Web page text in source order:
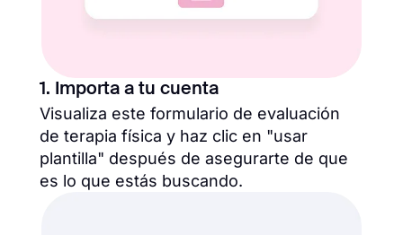
1. Importa a tu cuenta
Visualiza este formulario de evaluación
de terapia física y haz clic en "usar
plantilla" después de asegurarte de que
es lo que estás buscando.